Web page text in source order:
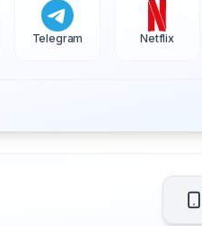
Telegram Netflix